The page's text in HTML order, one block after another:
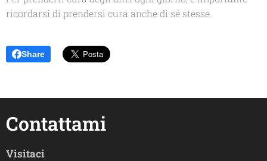
ricordarsi di prendersi cura anche di sé stesse.
Share
Contattami
Visitaci